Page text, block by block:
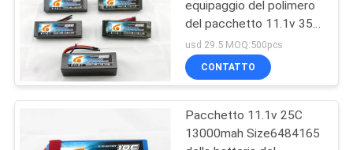
equipaggio del polimero
del pacchetto 11.1v 35C
6000mah della batteria
del veicolo
usd 29.5 MOQ:500pcs
CONTATTO
Pacchetto 11.1v 25C
13000mah Size6484165